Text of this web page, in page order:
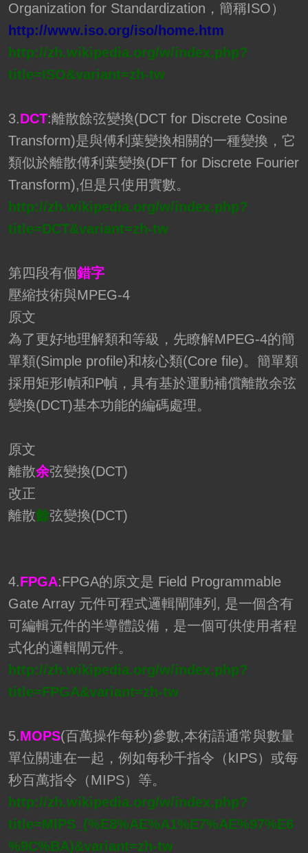
Organization for Standardization，簡稱ISO）
http://www.iso.org/iso/home.htm
http://zh.wikipedia.org/w/index.php?
title=ISO&variant=zh-tw
3.DCT:離散餘弦變換(DCT for Discrete Cosine
Transform)是與傅利葉變換相關的一種變換，它
類似於離散傅利葉變換(DFT for Discrete Fourier
Transform),但是只使用實數。
http://zh.wikipedia.org/w/index.php?
title=DCT&variant=zh-tw
第四段有個錯字
壓縮技術與MPEG-4
原文
為了更好地理解類和等級，先瞭解MPEG-4的簡
單類(Simple profile)和核心類(Core file)。簡單類
採用矩形I幀和P幀，具有基於運動補償離散余弦
變換(DCT)基本功能的編碼處理。
原文
離散余弦變換(DCT)
改正
離散餘弦變換(DCT)
4.FPGA:FPGA的原文是 Field Programmable
Gate Array 元件可程式邏輯閘陣列, 是一個含有
可編輯元件的半導體設備，是一個可供使用者程
式化的邏輯閘元件。
http://zh.wikipedia.org/w/index.php?
title=FPGA&variant=zh-tw
5.MOPS(百萬操作每秒)參數,本術語通常與數量
單位關連在一起，例如每秒千指令（kIPS）或每
秒百萬指令（MIPS）等。
http://zh.wikipedia.org/w/index.php?
title=MIPS_(%E8%AE%A1%E7%AE%97%E6
%9C%BA)&variant=zh-tw